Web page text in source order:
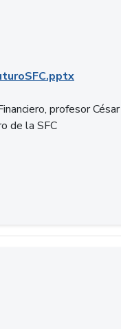
profesor César
de la SFC